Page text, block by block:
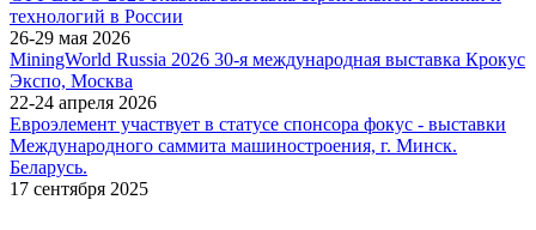
технологий в России
26-29 мая 2026
MiningWorld Russia 2026 30-я международная выставка Крокус
Экспо, Москва
22-24 апреля 2026
Евроэлемент участвует в статусе спонсора фокус - выставки
Международного саммита машиностроения, г. Минск.
Беларусь.
17 сентября 2025